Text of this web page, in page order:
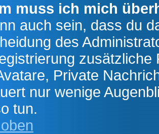
muss ich mich
auch sein, dass du
des
Private
nur wenige
tun.